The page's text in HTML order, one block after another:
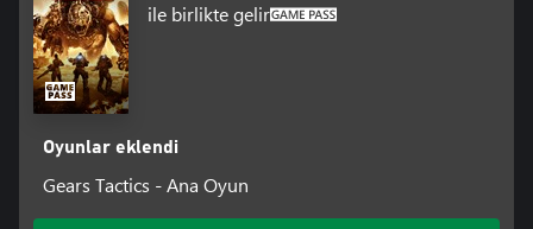
ile birlikte gelir
Oyunlar eklendi
Gears Tactics - Ana Oyun